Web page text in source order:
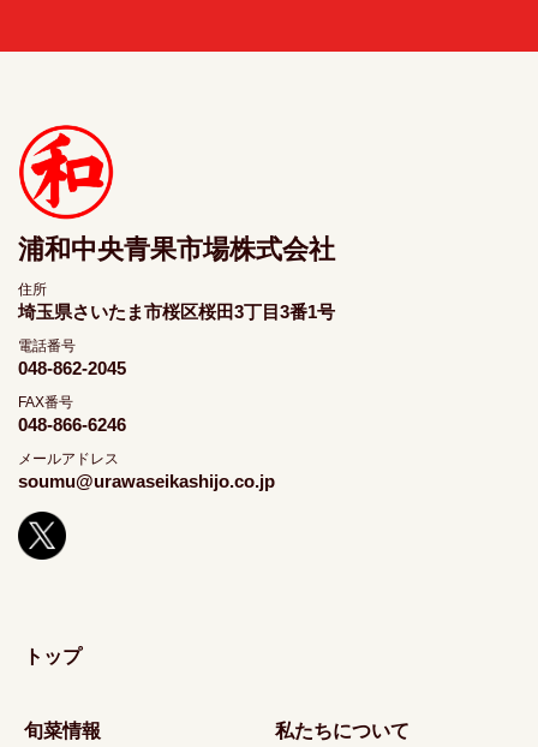
浦和中央青果市場株式会社
住所
埼玉県さいたま市桜区桜田3丁目3番1号
電話番号
048-862-2045
FAX番号
048-866-6246
メールアドレス
soumu@urawaseikashijo.co.jp
トップ
旬菜情報 私たちについて